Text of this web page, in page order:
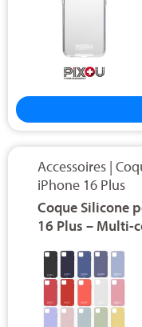
Accessoires |
iPhone 16 Plus
Coque Silicone
16 Plus – Multi-